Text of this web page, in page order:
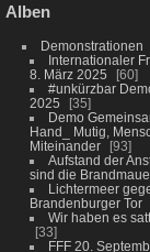
Alben
Demonstrationen
Internationaler
8. März 2025
60
#unkürzbar
2025
35
Demo
Hand_ Mutig,
Miteinander
93
Aufstand der
sind die
Lichtermeer
Brandenburger Tor
Wir haben es
33
FFF 20.